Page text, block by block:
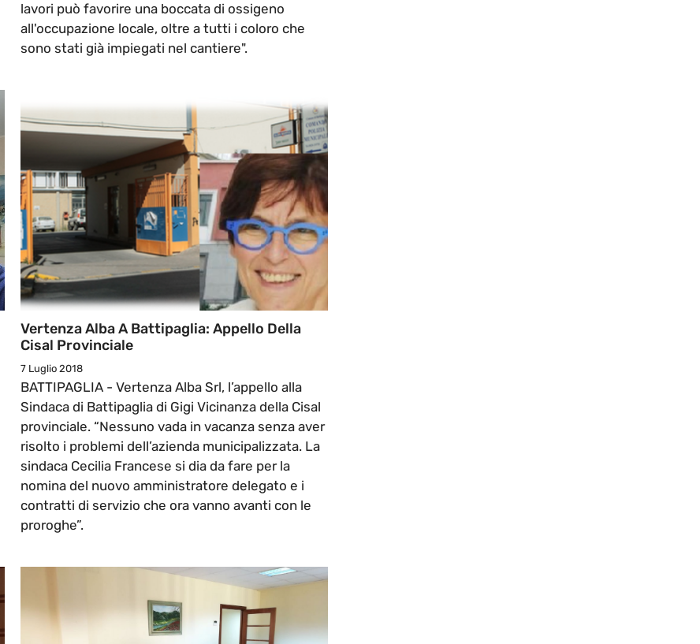
lavori può favorire una boccata di ossigeno
all'occupazione locale, oltre a tutti i coloro che
sono stati già impiegati nel cantiere".
Vertenza Alba A Battipaglia: Appello Della
Cisal Provinciale
7 Luglio 2018
BATTIPAGLIA - Vertenza Alba Srl, l’appello alla
Sindaca di Battipaglia di Gigi Vicinanza della Cisal
provinciale. “Nessuno vada in vacanza senza aver
risolto i problemi dell’azienda municipalizzata. La
sindaca Cecilia Francese si dia da fare per la
nomina del nuovo amministratore delegato e i
contratti di servizio che ora vanno avanti con le
proroghe”.